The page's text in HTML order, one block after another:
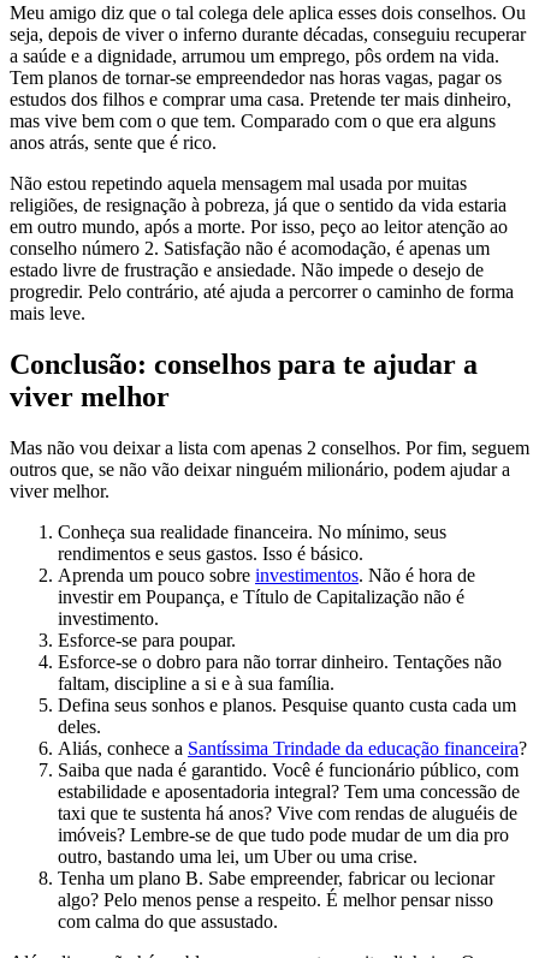
Meu amigo diz que o tal colega dele aplica esses dois conselhos. Ou
seja, depois de viver o inferno durante décadas, conseguiu recuperar
a saúde e a dignidade, arrumou um emprego, pôs ordem na vida.
Tem planos de tornar-se empreendedor nas horas vagas, pagar os
estudos dos filhos e comprar uma casa. Pretende ter mais dinheiro,
mas vive bem com o que tem. Comparado com o que era alguns
anos atrás, sente que é rico.
Não estou repetindo aquela mensagem mal usada por muitas
religiões, de resignação à pobreza, já que o sentido da vida estaria
em outro mundo, após a morte. Por isso, peço ao leitor atenção ao
conselho número 2. Satisfação não é acomodação, é apenas um
estado livre de frustração e ansiedade. Não impede o desejo de
progredir. Pelo contrário, até ajuda a percorrer o caminho de forma
mais leve.
Conclusão: conselhos para te ajudar a
viver melhor
Mas não vou deixar a lista com apenas 2 conselhos. Por fim, seguem
outros que, se não vão deixar ninguém milionário, podem ajudar a
viver melhor.
Conheça sua realidade financeira. No mínimo, seus
rendimentos e seus gastos. Isso é básico.
Aprenda um pouco sobre investimentos. Não é hora de
investir em Poupança, e Título de Capitalização não é
investimento.
Esforce-se para poupar.
Esforce-se o dobro para não torrar dinheiro. Tentações não
faltam, discipline a si e à sua família.
Defina seus sonhos e planos. Pesquise quanto custa cada um
deles.
Aliás, conhece a Santíssima Trindade da educação financeira?
Saiba que nada é garantido. Você é funcionário público, com
estabilidade e aposentadoria integral? Tem uma concessão de
taxi que te sustenta há anos? Vive com rendas de aluguéis de
imóveis? Lembre-se de que tudo pode mudar de um dia pro
outro, bastando uma lei, um Uber ou uma crise.
Tenha um plano B. Sabe empreender, fabricar ou lecionar
algo? Pelo menos pense a respeito. É melhor pensar nisso
com calma do que assustado.